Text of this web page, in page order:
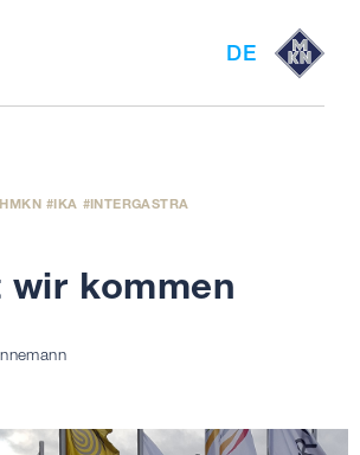
DE
IKA INTERGASTRA
kommen